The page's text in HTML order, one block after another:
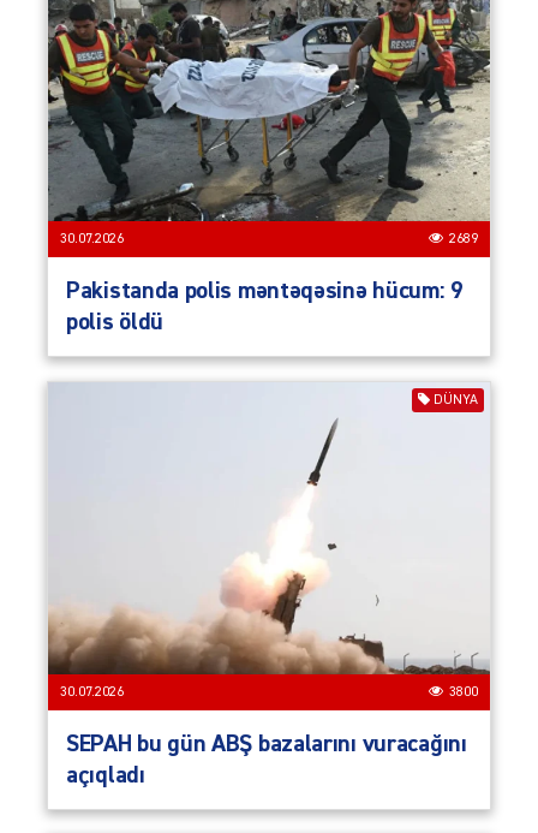
30.07.2026 2689
Pakistanda polis məntəqəsinə hücum: 9
polis öldü
DÜNYA
30.07.2026 3800
SEPAH bu gün ABŞ bazalarını vuracağını
açıqladı